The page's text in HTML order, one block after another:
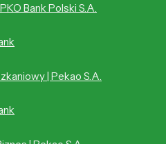
Bank Polski S.A.
| Pekao S.A.